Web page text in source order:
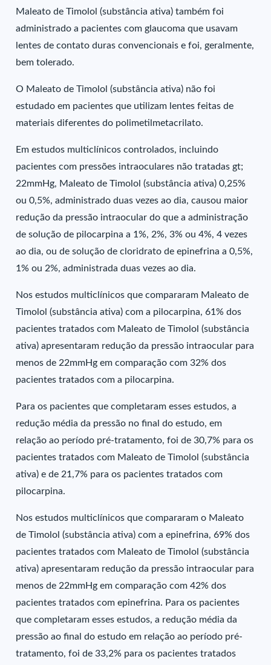
Maleato de Timolol (substância ativa) também foi
administrado a pacientes com glaucoma que usavam
lentes de contato duras convencionais e foi, geralmente,
bem tolerado.
O Maleato de Timolol (substância ativa) não foi
estudado em pacientes que utilizam lentes feitas de
materiais diferentes do polimetilmetacrilato.
Em estudos multiclínicos controlados, incluindo
pacientes com pressões intraoculares não tratadas gt;
22mmHg, Maleato de Timolol (substância ativa) 0,25%
ou 0,5%, administrado duas vezes ao dia, causou maior
redução da pressão intraocular do que a administração
de solução de pilocarpina a 1%, 2%, 3% ou 4%, 4 vezes
ao dia, ou de solução de cloridrato de epinefrina a 0,5%,
1% ou 2%, administrada duas vezes ao dia.
Nos estudos multiclínicos que compararam Maleato de
Timolol (substância ativa) com a pilocarpina, 61% dos
pacientes tratados com Maleato de Timolol (substância
ativa) apresentaram redução da pressão intraocular para
menos de 22mmHg em comparação com 32% dos
pacientes tratados com a pilocarpina.
Para os pacientes que completaram esses estudos, a
redução média da pressão no final do estudo, em
relação ao período pré-tratamento, foi de 30,7% para os
pacientes tratados com Maleato de Timolol (substância
ativa) e de 21,7% para os pacientes tratados com
pilocarpina.
Nos estudos multiclínicos que compararam o Maleato
de Timolol (substância ativa) com a epinefrina, 69% dos
pacientes tratados com Maleato de Timolol (substância
ativa) apresentaram redução da pressão intraocular para
menos de 22mmHg em comparação com 42% dos
pacientes tratados com epinefrina. Para os pacientes
que completaram esses estudos, a redução média da
pressão ao final do estudo em relação ao período pré-
tratamento, foi de 33,2% para os pacientes tratados